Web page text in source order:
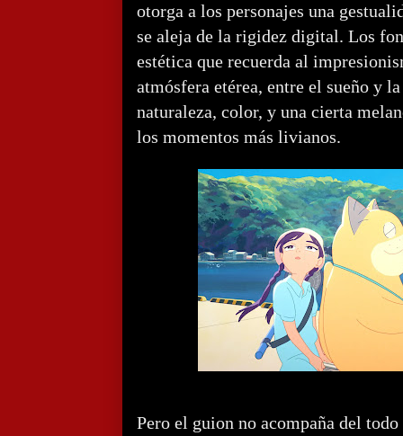
otorga a los personajes una
se aleja de la rigidez digital. Los
estética que recuerda al
atmósfera etérea, entre el sueño y
naturaleza, color, y una cierta
los momentos más livianos.
Pero el guion no acompaña del